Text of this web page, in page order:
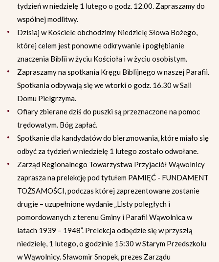
tydzień w niedzielę 1 lutego o godz. 12.00. Zapraszamy do
wspólnej modlitwy.
Dzisiaj w Kościele obchodzimy Niedzielę Słowa Bożego,
której celem jest ponowne odkrywanie i pogłębianie
znaczenia Biblii w życiu Kościoła i w życiu osobistym.
Zapraszamy na spotkania Kręgu Biblijnego w naszej Parafii.
Spotkania odbywają się we wtorki o godz. 16.30 w Sali
Domu Pielgrzyma.
Ofiary zbierane dziś do puszki są przeznaczone na pomoc
trędowatym. Bóg zapłać.
Spotkanie dla kandydatów do bierzmowania, które miało się
odbyć za tydzień w niedzielę 1 lutego zostało odwołane.
Zarząd Regionalnego Towarzystwa Przyjaciół Wąwolnicy
zaprasza na prelekcję pod tytułem PAMIĘĆ - FUNDAMENT
TOŻSAMOŚCI, podczas której zaprezentowane zostanie
drugie – uzupełnione wydanie „Listy poległych i
pomordowanych z terenu Gminy i Parafii Wąwolnica w
latach 1939 – 1948”. Prelekcja odbędzie się w przyszłą
niedzielę, 1 lutego, o godzinie 15:30 w Starym Przedszkolu
w Wąwolnicy. Sławomir Snopek, prezes Zarządu